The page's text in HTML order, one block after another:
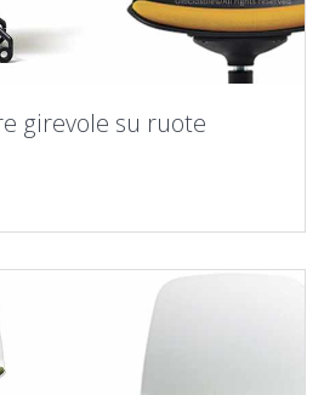
girevole su ruote